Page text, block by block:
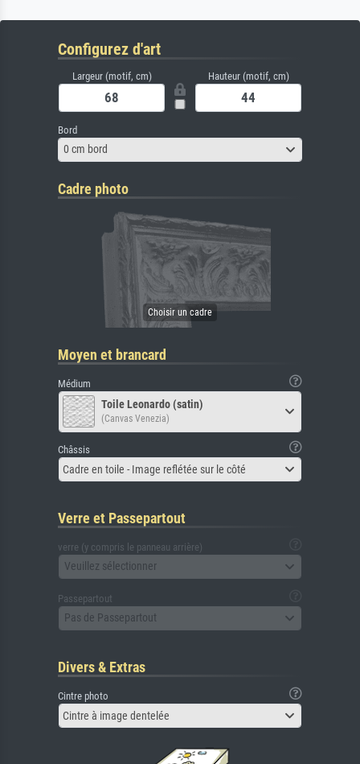
Configurez d'art
Largeur (motif, cm) Hauteur (motif, cm)
Bord
0 cm bord
Cadre photo
Moyen et brancard
Médium
Toile Leonardo (satin)
(Canvas Venezia)
Châssis
Cadre en toile - Image reflétée sur le côté
Verre et Passepartout
verre (y compris le panneau arrière)
Veuillez sélectionner
Passepartout
Pas de Passepartout
Divers & Extras
Cintre photo
Cintre à image dentelée